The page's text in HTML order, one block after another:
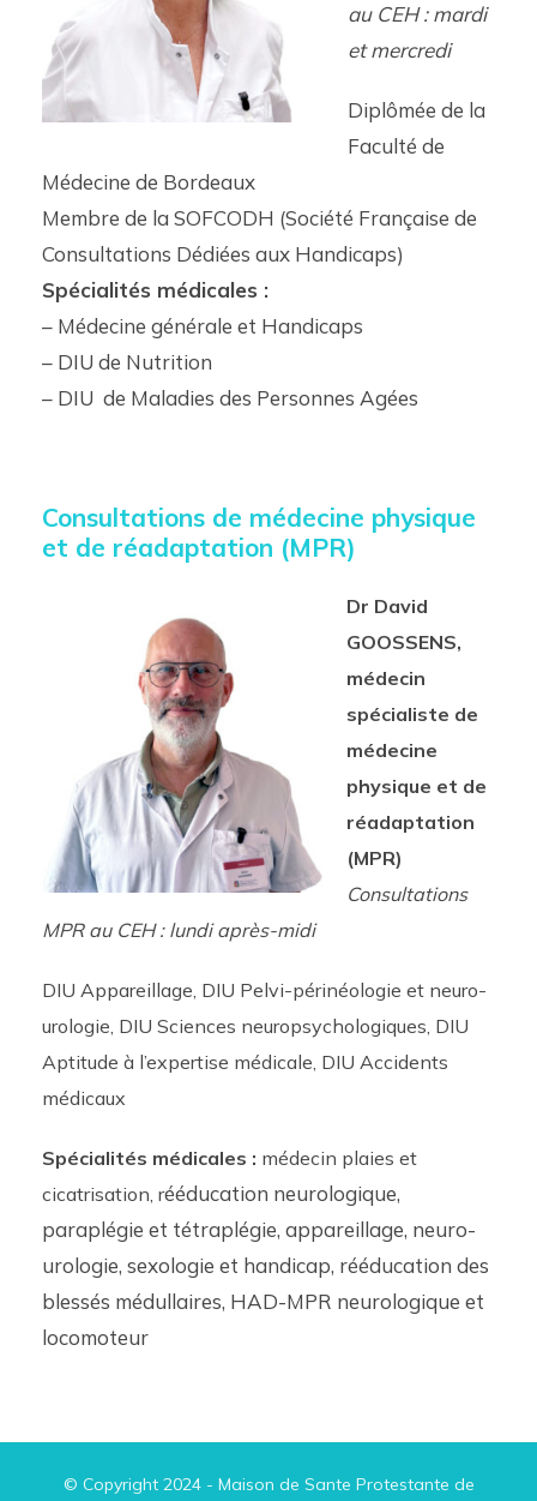
au CEH : mardi
et mercredi
Diplômée de la
Faculté de
Médecine de Bordeaux
Membre de la SOFCODH (Société Française de
Consultations Dédiées aux Handicaps)
Spécialités médicales :
– Médecine générale et Handicaps
– DIU de Nutrition
– DIU de Maladies des Personnes Agées
Consultations de médecine physique
et de réadaptation (MPR)
Dr David
GOOSSENS,
médecin
spécialiste de
médecine
physique et de
réadaptation
(MPR)
Consultations
MPR au CEH : lundi après-midi
DIU Appareillage, DIU Pelvi-périnéologie et neuro-
urologie, DIU Sciences neuropsychologiques, DIU
Aptitude à l’expertise médicale, DIU Accidents
médicaux
Spécialités médicales : médecin plaies et
cicatrisation, rééducation neurologique,
paraplégie et tétraplégie, appareillage, neuro-
urologie, sexologie et handicap, rééducation des
blessés médullaires, HAD-MPR neurologique et
locomoteur
© Copyright 2024 - Maison de Sante Protestante de